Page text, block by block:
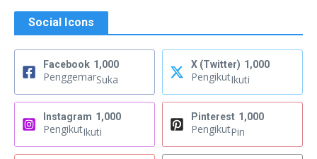
Social Icons
Facebook 1,000
PenggemarSuka
X (Twitter) 1,000
PengikutIkuti
Instagram 1,000
PengikutIkuti
Pinterest 1,000
PengikutPin